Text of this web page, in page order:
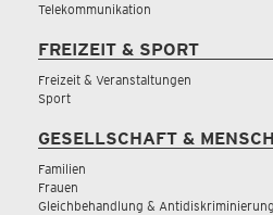
Telekommunikation
FREIZEIT & SPORT
Freizeit & Veranstaltungen
Sport
GESELLSCHAFT &
Familien
Frauen
Gleichbehandlung &